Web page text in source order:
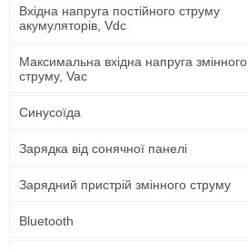
Вхідна напруга постійного струму
акумуляторів, Vdc
Максимальна вхідна напруга змінного
струму, Vac
Синусоїда
Зарядка від сонячної панелі
Зарядний пристрій змінного струму
Bluetooth